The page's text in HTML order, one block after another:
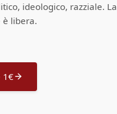
ideologico, razziale. La
è libera.
1€